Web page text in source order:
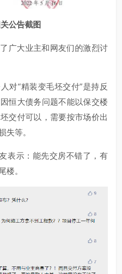
公告截图
广大业主和网友们的激烈讨
对“精装变毛坯交付”是持反
恒大债务问题不能以保交楼
交付可以，需要按市场价出
失等。
表示：能先交房不错了，有
楼。